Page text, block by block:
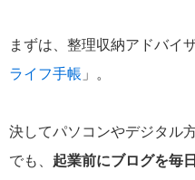
まずは、整理収納アドバイ
ライフ手帳 」。
決してパソコンやデジタル
でも、 起業前にブログを毎